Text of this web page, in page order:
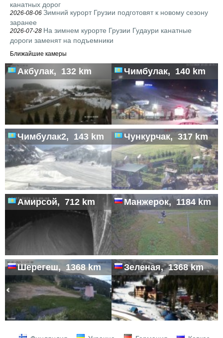
канатных дорог
2026-08-06 Зимний курорт Грузии подготовят к новому сезону
заранее
2026-07-28 На зимнем курорте Грузии Гудаури канатные
дороги заменят на подъемники
Ближайшие камеры
Акбулак, 132 km Чимбулак, 140 km
Чимбулак2, 143 km Чункурчак, 317 km
Амирсой, 712 km Манжерок, 1184 km
Шерегеш, 1368 km Зеленая, 1368 km